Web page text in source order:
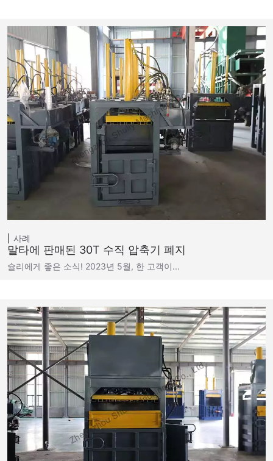
사례
말타에 판매된 30T 수직 압축기 폐지
슐리에게 좋은 소식! 2023년 5월, 한 고객이...